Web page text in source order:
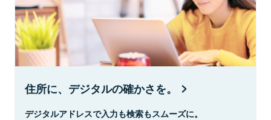
住所に、デジタルの確かさを。
デジタルアドレスで入力も検索もスムーズに。